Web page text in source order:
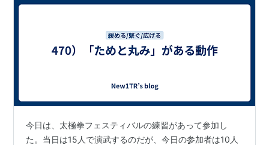
今日は、太極拳フェスティバルの練習があって参加し
た。当日は15人で演武するのだが、今日の参加者は10人